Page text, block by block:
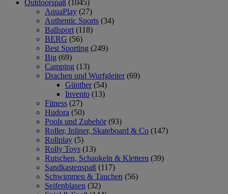
Outdoorspaß (1045)
AquaPlay (27)
Authentic Sports (34)
Ballsport (118)
BERG (56)
Best Sporting (249)
Big (69)
Camping (13)
Drachen und Wurfgleiter (69)
Günther (54)
Invento (13)
Fitness (27)
Hudora (50)
Pools und Zubehör (93)
Roller, Inliner, Skateboard & Co (147)
Rollplay (5)
Rolly Toys (13)
Rutschen, Schaukeln & Klettern (39)
Sandkastenspaß (117)
Schwimmen & Tauchen (56)
Seifenblasen (32)